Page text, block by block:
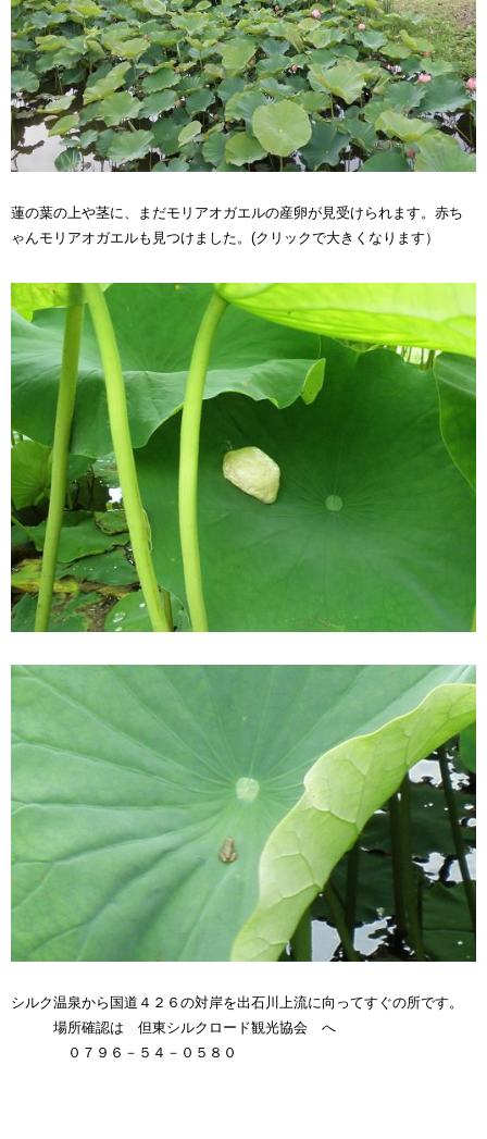
蓮の葉の上や茎に、まだモリアオガエルの産卵が見受けられます。赤ち
ゃんモリアオガエルも見つけました。(クリックで大きくなります）
シルク温泉から国道４２６の対岸を出石川上流に向ってすぐの所です。
場所確認は 但東シルクロード観光協会 へ
０７９６－５４－０５８０